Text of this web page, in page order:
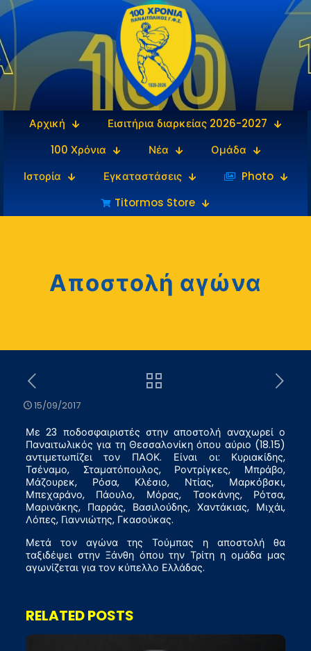
Αρχική
Εισιτήρια διαρκείας 2026-2027
100 Χρόνια
Νέα
Ομάδα
Ιστορία
Εγκαταστάσεις
‎‏‏‎ ‎Photo
Titormos Store
Αποστολή αγώνα
15/09/2017
Με 23 ποδοσφαιριστές στην αποστολή αναχωρεί ο
Παναιτωλικός για τη Θεσσαλονίκη όπου αύριο (18.15)
αντιμετωπίζει τον ΠΑΟΚ. Είναι οι: Κυριακίδης,
Τσέναμο, Σταματόπουλος, Ροντρίγκες, Μπράβο,
Μάζουρεκ, Ρόσα, Κλέσιο, Ντίας, Μαρκόβσκι,
Μπεχαράνο, Πάουλο, Μόρας, Τσοκάνης, Ρότσα,
Μαρινάκης, Παρράς, Βασιλούδης, Χαντάκιας, Μιχάι,
Λόπες, Γιαννιώτης, Γκασούκας.
Μετά τον αγώνα της Τούμπας η αποστολή θα
ταξιδέψει στην Ξάνθη όπου την Τρίτη η ομάδα μας
αγωνίζεται για τον κύπελλο Ελλάδας.
RELATED POSTS